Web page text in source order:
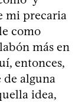
mi precaria
como
más en
entonces,
de alguna
idea,